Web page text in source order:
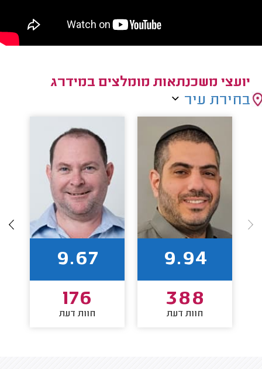
יועצי משכנתאות מומלצים במידרג
בחירת עיר
9.94
388
חוות דעת
9.67
176
חוות דעת